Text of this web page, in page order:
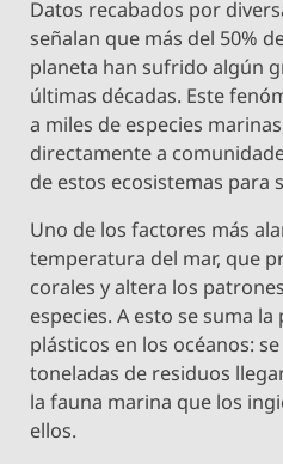
Datos recabados por
señalan que más del 50%
planeta han sufrido algún
últimas décadas. Este
a miles de especies
directamente a
de estos ecosistemas para
Uno de los factores más
temperatura del mar, que
corales y altera los
especies. A esto se suma
plásticos en los océanos:
toneladas de residuos
la fauna marina que los
ellos.